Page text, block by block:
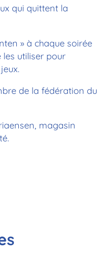
qui quittent la
» à chaque soirée
les utiliser pour
de la fédération du
magasin